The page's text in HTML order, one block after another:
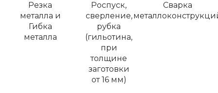
Резка
металла и
Гибка
металла
Роспуск,
сверление,
рубка
(гильотина,
при
толщине
заготовки
от 16 мм)
Сварка